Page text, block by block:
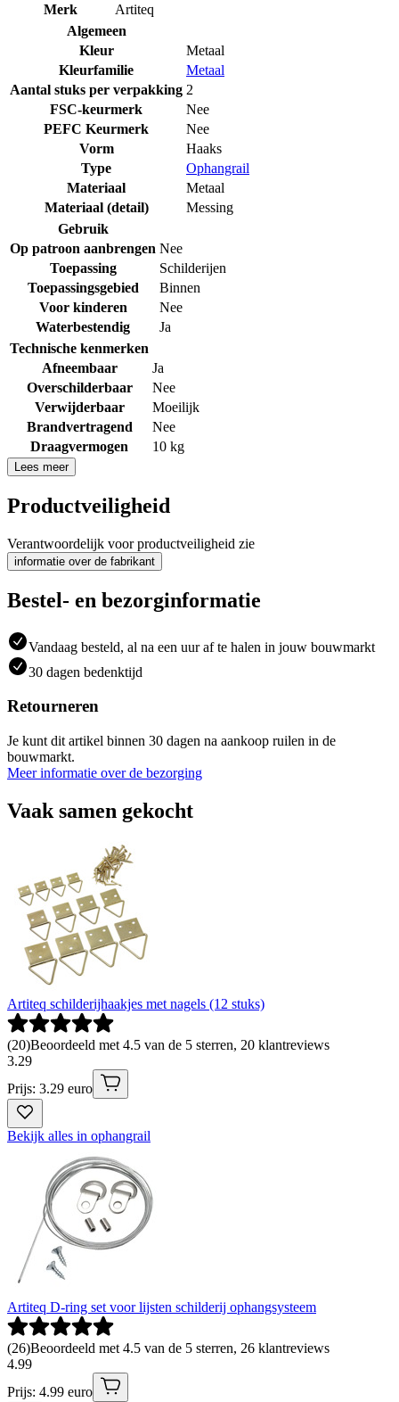
Merk
Artiteq
Algemeen
Kleur
Metaal
Kleurfamilie
Metaal
Aantal stuks per verpakking 2
FSC-keurmerk
Nee
PEFC Keurmerk
Nee
Vorm
Haaks
Type
Ophangrail
Materiaal
Metaal
Materiaal (detail)
Messing
Gebruik
Op patroon aanbrengen Nee
Toepassing
Schilderijen
Toepassingsgebied
Binnen
Voor kinderen
Nee
Waterbestendig
Ja
Technische kenmerken
Afneembaar
Ja
Overschilderbaar
Nee
Verwijderbaar
Moeilijk
Brandvertragend
Nee
Draagvermogen
10 kg
Lees meer
Productveiligheid
Verantwoordelijk voor productveiligheid zie
informatie over de fabrikant
Bestel- en bezorginformatie
Vandaag besteld, al na een uur af te halen in jouw bouwmarkt
30 dagen bedenktijd
Retourneren
Je kunt dit artikel binnen 30 dagen na aankoop ruilen in de
bouwmarkt.
Meer informatie over de bezorging
Vaak samen gekocht
Artiteq schilderijhaakjes met nagels (12 stuks)
(20)Beoordeeld met 4.5 van de 5 sterren, 20 klantreviews
3.29
Prijs: 3.29 euro
Bekijk alles in ophangrail
Artiteq D-ring set voor lijsten schilderij ophangsysteem
(26)Beoordeeld met 4.5 van de 5 sterren, 26 klantreviews
4.99
Prijs: 4.99 euro